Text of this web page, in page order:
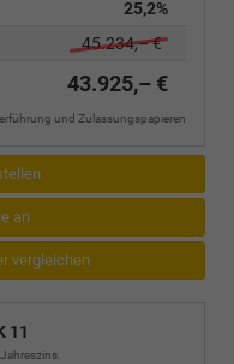
25,2%
45.234,– €
43.925,– €
und Zulassungspapieren
an
vergleichen
11